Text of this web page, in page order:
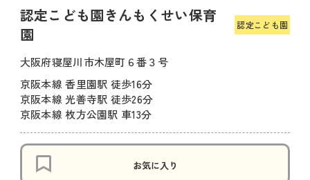
認定こども園きんもくせい保育
園
認定こども園
大阪府寝屋川市木屋町６番３号
京阪本線 香里園駅 徒歩16分
京阪本線 光善寺駅 徒歩26分
京阪本線 枚方公園駅 車13分
お気に入り